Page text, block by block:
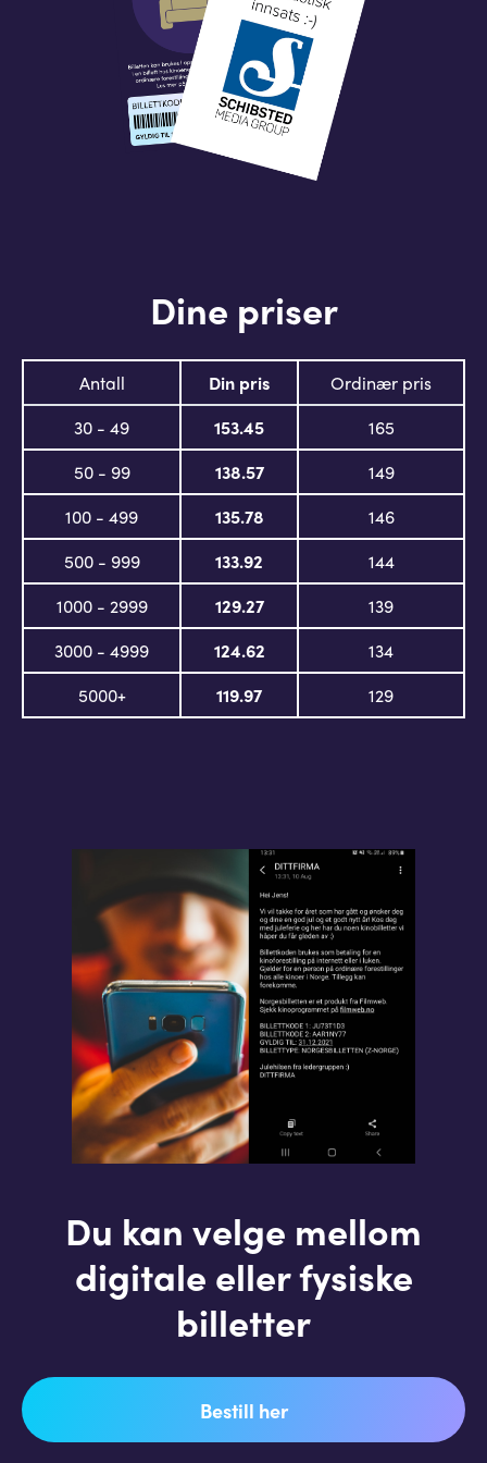
Dine priser
Antall Din pris
Ordinær pris
30 - 49
153.45
165
50 - 99
138.57
149
100 - 499
135.78
146
500 - 999
133.92
144
1000 - 2999
129.27
139
3000 - 4999
124.62
134
5000+
119.97 129
Du kan velge mellom
digitale eller fysiske
billetter
Bestill her